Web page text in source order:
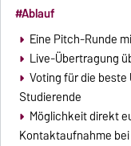
#Ablauf
Eine Pitch-Runde
Live-Übertragung
Voting für die
Studierende
Möglichkeit direkt
Kontaktaufnahme